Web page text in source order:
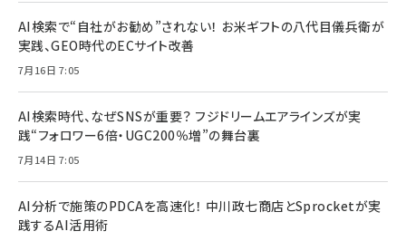
AI検索で“自社がお勧め”されない！ お米ギフトの八代目儀兵衛が
実践、GEO時代のECサイト改善
7月16日 7:05
AI検索時代、なぜSNSが重要？ フジドリームエアラインズが実
践“フォロワー6倍・UGC200％増”の舞台裏
7月14日 7:05
AI分析で施策のPDCAを高速化！ 中川政七商店とSprocketが実
践するAI活用術